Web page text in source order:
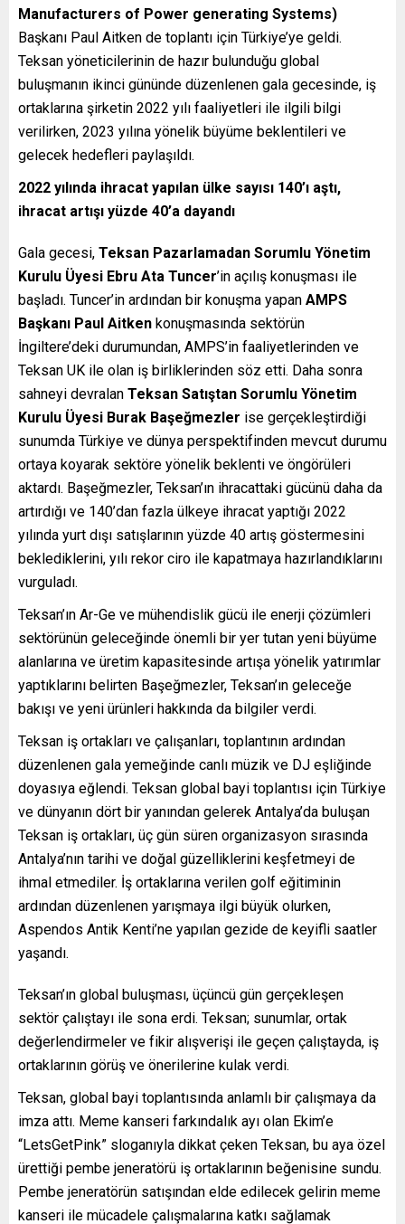
Manufacturers of Power generating Systems)
Başkanı Paul Aitken de toplantı için Türkiye’ye geldi.
Teksan yöneticilerinin de hazır bulunduğu global
buluşmanın ikinci gününde düzenlenen gala gecesinde, iş
ortaklarına şirketin 2022 yılı faaliyetleri ile ilgili bilgi
verilirken, 2023 yılına yönelik büyüme beklentileri ve
gelecek hedefleri paylaşıldı.
2022 yılında ihracat yapılan ülke sayısı 140’ı aştı,
ihracat artışı yüzde 40’a dayandı
Gala gecesi, Teksan Pazarlamadan Sorumlu Yönetim
Kurulu Üyesi Ebru Ata Tuncer’in açılış konuşması ile
başladı. Tuncer’in ardından bir konuşma yapan AMPS
Başkanı Paul Aitken konuşmasında sektörün
İngiltere’deki durumundan, AMPS’in faaliyetlerinden ve
Teksan UK ile olan iş birliklerinden söz etti. Daha sonra
sahneyi devralan Teksan Satıştan Sorumlu Yönetim
Kurulu Üyesi Burak Başeğmezler ise gerçekleştirdiği
sunumda Türkiye ve dünya perspektifinden mevcut durumu
ortaya koyarak sektöre yönelik beklenti ve öngörüleri
aktardı. Başeğmezler, Teksan’ın ihracattaki gücünü daha da
artırdığı ve 140’dan fazla ülkeye ihracat yaptığı 2022
yılında yurt dışı satışlarının yüzde 40 artış göstermesini
beklediklerini, yılı rekor ciro ile kapatmaya hazırlandıklarını
vurguladı.
Teksan’ın Ar-Ge ve mühendislik gücü ile enerji çözümleri
sektörünün geleceğinde önemli bir yer tutan yeni büyüme
alanlarına ve üretim kapasitesinde artışa yönelik yatırımlar
yaptıklarını belirten Başeğmezler, Teksan’ın geleceğe
bakışı ve yeni ürünleri hakkında da bilgiler verdi.
Teksan iş ortakları ve çalışanları, toplantının ardından
düzenlenen gala yemeğinde canlı müzik ve DJ eşliğinde
doyasıya eğlendi. Teksan global bayi toplantısı için Türkiye
ve dünyanın dört bir yanından gelerek Antalya’da buluşan
Teksan iş ortakları, üç gün süren organizasyon sırasında
Antalya’nın tarihi ve doğal güzelliklerini keşfetmeyi de
ihmal etmediler. İş ortaklarına verilen golf eğitiminin
ardından düzenlenen yarışmaya ilgi büyük olurken,
Aspendos Antik Kenti’ne yapılan gezide de keyifli saatler
yaşandı.
Teksan’ın global buluşması, üçüncü gün gerçekleşen
sektör çalıştayı ile sona erdi. Teksan; sunumlar, ortak
değerlendirmeler ve fikir alışverişi ile geçen çalıştayda, iş
ortaklarının görüş ve önerilerine kulak verdi.
Teksan, global bayi toplantısında anlamlı bir çalışmaya da
imza attı. Meme kanseri farkındalık ayı olan Ekim’e
“LetsGetPink” sloganıyla dikkat çeken Teksan, bu aya özel
ürettiği pembe jeneratörü iş ortaklarının beğenisine sundu.
Pembe jeneratörün satışından elde edilecek gelirin meme
kanseri ile mücadele çalışmalarına katkı sağlamak